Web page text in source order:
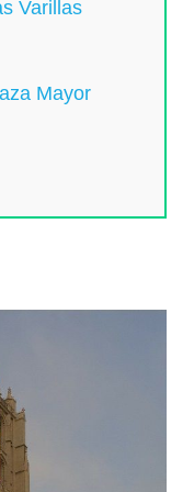
Varillas
Mayor